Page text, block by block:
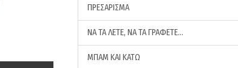
ΠΡΕΣΑΡΙΣΜΑ
ΝΑ ΤΑ ΛΕΤΕ, ΝΑ ΤΑ ΓΡΑΦΕΤΕ…
ΜΠΑΜ ΚΑΙ ΚΑΤΩ